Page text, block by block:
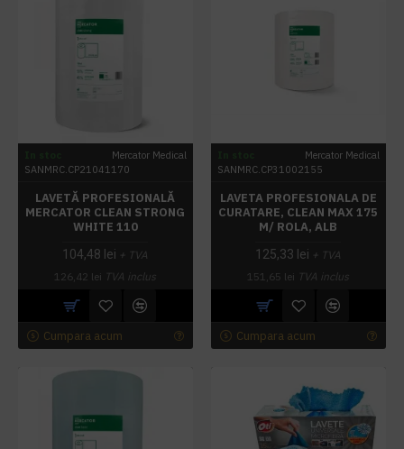
Mercator Medical
SANMRC.CP21041170
LAVETĂ PROFESIONALĂ
MERCATOR CLEAN STRONG
WHITE 110
104,48 lei + TVA
126,42 lei TVA inclus
Cumpara acum
Mercator Medical
SANMRC.CP31002155
LAVETA PROFESIONALA DE
CURATARE, CLEAN MAX 175
M/ ROLA, ALB
125,33 lei + TVA
151,65 lei TVA inclus
Cumpara acum